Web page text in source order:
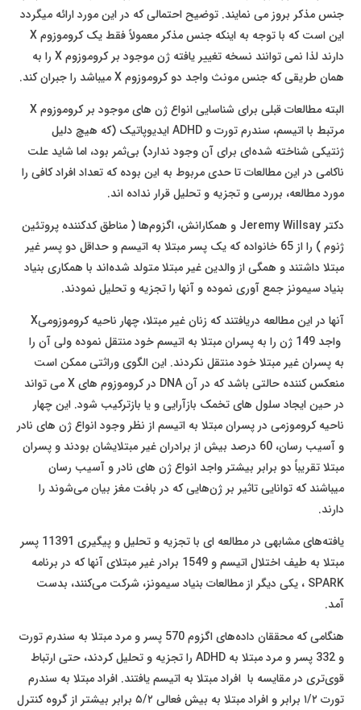
جنس مذکر بروز می نمایند. توضیح احتمالی که در این مورد ارائه میگردد
این است که با توجه به اینکه جنس مذکر معمولاً فقط یک کروموزوم X
دارند لذا نمی توانند نسخه تغییر یافته ژن موجود بر کروموزوم X را به
همان طریقی که جنس مونث واجد دو کروموزوم X میباشد را جبران کند.
البته مطالعات قبلی برای شناسایی انواع ژن های موجود بر کروموزوم X
مرتبط با اتیسم، سندرم تورت و ADHD ایدیوپاتیک (که هیچ دلیل
ژنتیکی شناخته ‌شده‌ای برای آن وجود ندارد) بی‌ثمر بود، اما شاید علت
ناکامی در این مطالعات تا حدی مربوط به این بوده که تعداد افراد کافی را
مورد مطالعه، بررسی و تجزیه و تحلیل قرار نداده اند.
دکتر Jeremy Willsay و همکارانش، اگزوم‌ها ( مناطق کدکننده پروتئین
ژنوم ) را از 65 خانواده که یک پسر مبتلا به اتیسم و حداقل دو پسر غیر
مبتلا داشتند و همگی از والدین غیر مبتلا متولد شده‌اند با همکاری بنیاد
بنیاد سیمونز جمع آوری نموده و آنها را تجزیه و تحلیل نمودند.
آنها در این مطالعه دریافتند که زنان غیر مبتلا، چهار ناحیه کروموزومیX
واجد 149 ژن را به پسران مبتلا به اتیسم خود منتقل نموده ولی آن را
به پسران غیر مبتلا خود منتقل نکردند. این الگوی وراثتی ممکن است
منعکس کننده حالتی باشد که در آن DNA در کروموزوم های X می تواند
در حین ایجاد سلول های تخمک بازآرایی و یا بازترکیب شود. این چهار
ناحیه کروموزمی در پسران مبتلا به اتیسم از نظر وجود انواع ژن های نادر
و آسیب رسان، 60 درصد بیش از برادران غیر مبتلایشان بودند و پسران
مبتلا تقریباً دو برابر بیشتر واجد انواع ژن های نادر و آسیب رسان
میباشند که توانایی تاثیر بر ژن‌هایی که در بافت مغز بیان می‌شوند را
دارند.
یافته‌های مشابهی در مطالعه ای با تجزیه و تحلیل و پیگیری 11391 پسر
مبتلا به طیف اختلال اتیسم و 1549 برادر غیر مبتلای آنها که در برنامه
SPARK ، یکی دیگر از مطالعات بنیاد سیمونز، شرکت می‌کنند، بدست
آمد.
هنگامی که محققان داده‌های اگزوم 570 پسر و مرد مبتلا به سندرم تورت
و 332 پسر و مرد مبتلا به ADHD را تجزیه و تحلیل کردند، حتی ارتباط
قوی‌تری در مقایسه با افراد مبتلا به اتیسم یافتند. افراد مبتلا به سندرم
تورت ۱/۲ برابر و افراد مبتلا به بیش فعالی ۵/۲ برابر بیشتر از گروه کنترل